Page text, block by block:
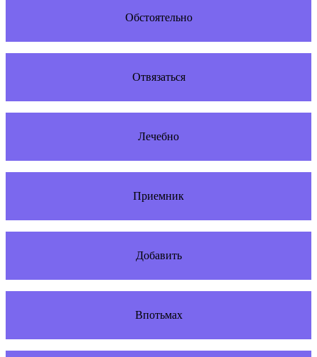
Обстоятельно
Отвязаться
Лечебно
Приемник
Добавить
Впотьмах